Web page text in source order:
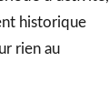
historique
rien au